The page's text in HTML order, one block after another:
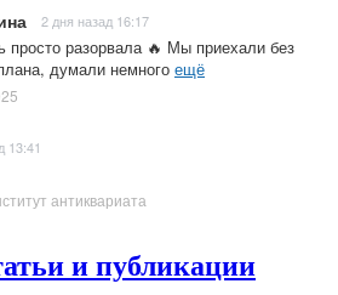
2 дня назад 16:17
просто разорвала 🔥 Мы приехали без
думали немного ещё
13:41
антиквариата
и публикации